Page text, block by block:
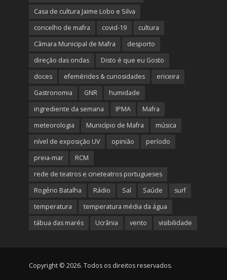
Casa de cultura Jaime Lobo e Silva
concelho de mafra
covid-19
cultura
Câmara Municipal de Mafra
desporto
direção das ondas
Disto é que eu Gosto
doces
efemérides & curiosidades
ericeira
Gastronomia
GNR
humidade
ingrediente da semana
IPMA
Mafra
meteorologia
Município de Mafra
música
nível de exposição UV
opinião
período
preia-mar
RCM
rede de teatros e cineteatros portugueses
Rogério Batalha
Rádio Sal Saúde
surf
temperatura
temperatura média da água
tábua das marés
Ucrânia vento visibilidade
Copyright © 2026. Todos os direitos reservados.